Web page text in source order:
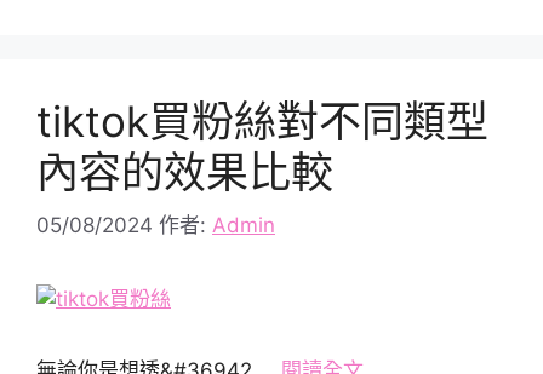
tiktok買粉絲對不同類型
內容的效果比較
05/08/2024 作者: Admin